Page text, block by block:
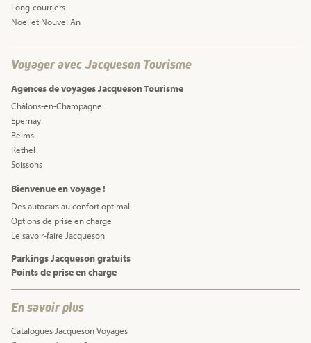
Long-courriers
Noël et Nouvel An
Voyager avec Jacqueson Tourisme
Agences de voyages Jacqueson Tourisme
Châlons-en-Champagne
Epernay
Reims
Rethel
Soissons
Bienvenue en voyage !
Des autocars au confort optimal
Options de prise en charge
Le savoir-faire Jacqueson
Parkings Jacqueson gratuits
Points de prise en charge
En savoir plus
Catalogues Jacqueson Voyages